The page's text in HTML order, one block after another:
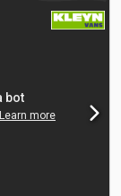
Euro 6,
, largeur totale:
système